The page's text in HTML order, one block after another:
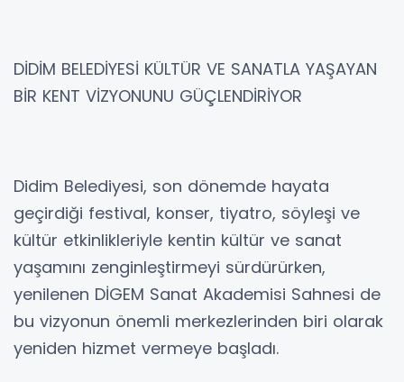
DİDİM BELEDİYESİ KÜLTÜR VE SANATLA YAŞAYAN
BİR KENT VİZYONUNU GÜÇLENDİRİYOR
Didim Belediyesi, son dönemde hayata
geçirdiği festival, konser, tiyatro, söyleşi ve
kültür etkinlikleriyle kentin kültür ve sanat
yaşamını zenginleştirmeyi sürdürürken,
yenilenen DİGEM Sanat Akademisi Sahnesi de
bu vizyonun önemli merkezlerinden biri olarak
yeniden hizmet vermeye başladı.